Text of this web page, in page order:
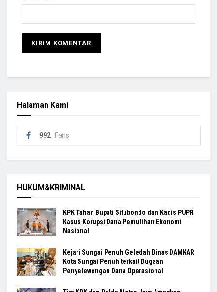
Halaman Kami
992 Fans
HUKUM&KRIMINAL
KPK Tahan Bupati Situbondo dan Kadis PUPR
Kasus Korupsi Dana Pemulihan Ekonomi
Nasional
Kejari Sungai Penuh Geledah Dinas DAMKAR
Kota Sungai Penuh terkait Dugaan
Penyelewengan Dana Operasional